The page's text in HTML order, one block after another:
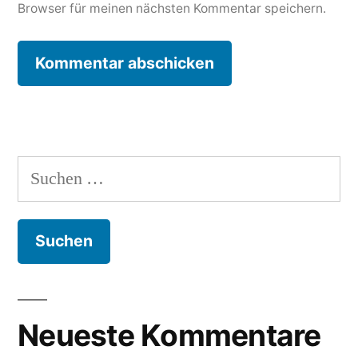
Browser für meinen nächsten Kommentar speichern.
Suchen
nach:
Neueste Kommentare